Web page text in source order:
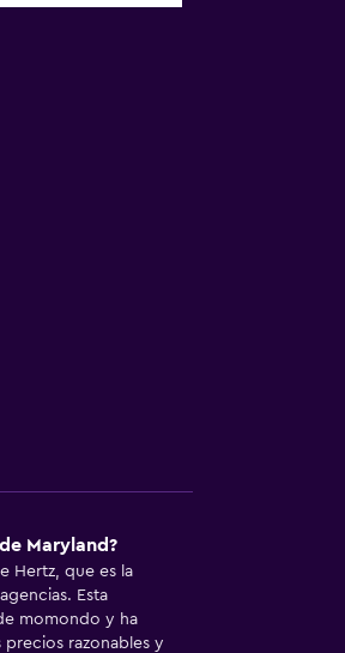
Maryland?
Hertz, que es la
Esta
momondo y ha
razonables y